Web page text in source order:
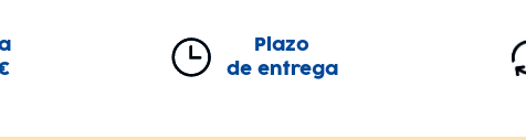
Plazo
de entrega